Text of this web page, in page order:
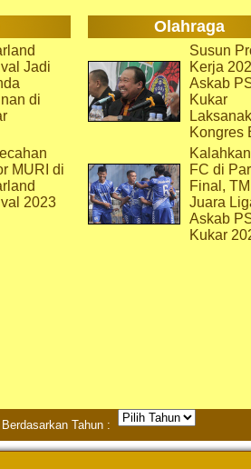
Olahraga
Jadi
di
MURI di
2023
Susun
Kerja
Askab
Kukar
Kongres
FC di
Final,
Juara
Askab
Kukar
Tahun :